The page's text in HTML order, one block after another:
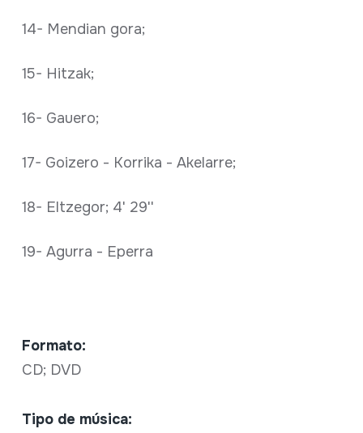
14- Mendian gora;
15- Hitzak;
16- Gauero;
17- Goizero - Korrika - Akelarre;
18- Eltzegor; 4' 29''
19- Agurra - Eperra
Formato:
CD; DVD
Tipo de música: